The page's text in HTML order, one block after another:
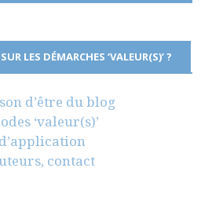
LES DÉMARCHES ‘VALEUR(S)’ ?
d’être du blog
‘valeur(s)’
contact